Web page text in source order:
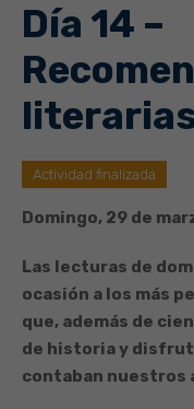
Día 14 –
Actividad finalizada
Domingo, 29 de
Las lecturas de
ocasión a los más
que, además de
de historia y
contaban nuestros